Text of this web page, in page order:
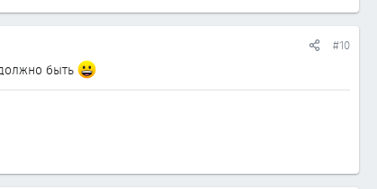
#10
быть